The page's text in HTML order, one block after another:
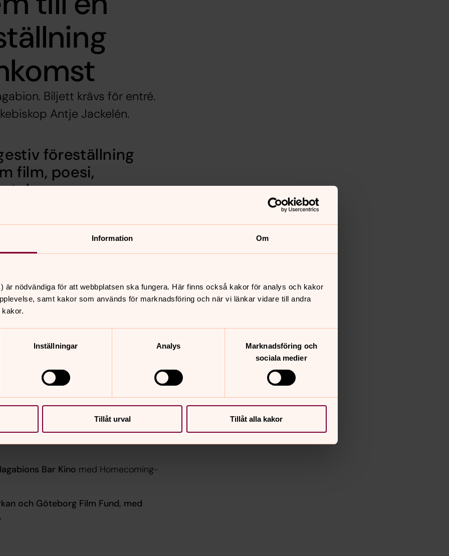
Information Om
är nödvändiga för att webbplatsen ska fungera. Här finns också kakor för analys och kakor
samt kakor som används för marknadsföring och när vi länkar vidare till andra
Inställningar Analys
Marknadsföring och
sociala medier
Tillåt urval Tillåt alla kakor
Biljett krävs för entré.
Antje Jackelén.
föreställning
film, poesi,
KINO
som både uppdaterar och
och sätter ljus på vad
låter vi ett flöde av
atttolka begreppet
med bandframtråderpoeten
Tranemo,brittiska regissören
Lukich
universitet,
ärkebiskop i Svenska kyrkan
, i
samhälleligt och teologiskt
dokumentärserie
Bar Kino med Homecoming-
och Göteborg Film Fund, med